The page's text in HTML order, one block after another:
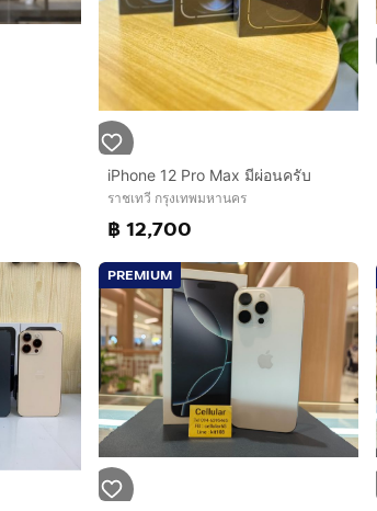
iPhone 12 Pro Max มีผ่อนครับ
ราชเทวี กรุงเทพมหานคร
฿ 12,700
PREMIUM